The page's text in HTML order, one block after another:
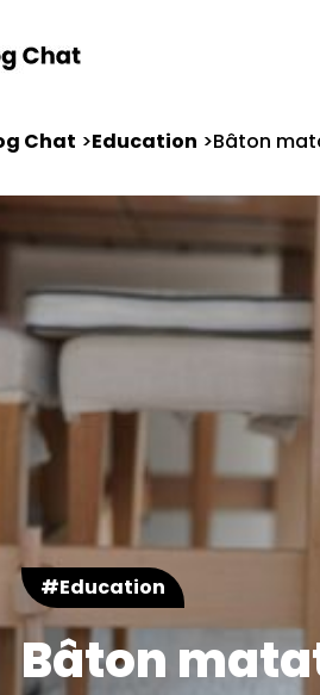
Chat Education Bâton
#Education
Bâton